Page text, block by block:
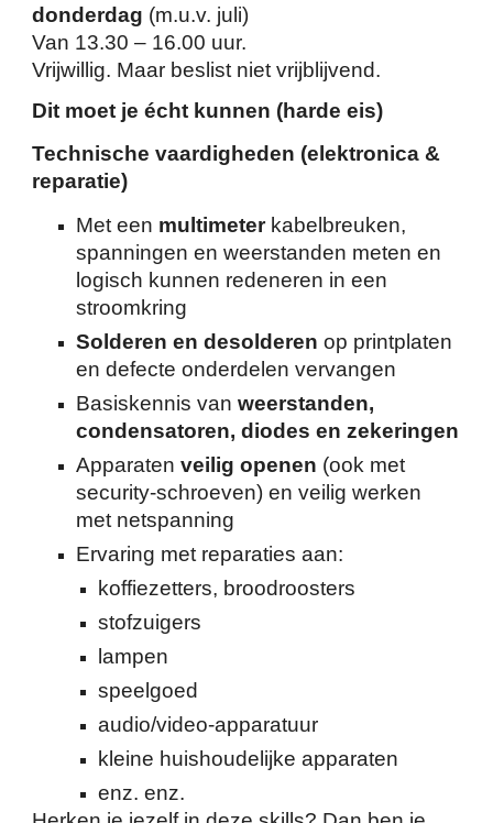
donderdag (m.u.v. juli)
Van 13.30 – 16.00 uur.
Vrijwillig. Maar beslist niet vrijblijvend.
Dit moet je écht kunnen (harde eis)
Technische vaardigheden (elektronica &
reparatie)
Met een multimeterkabelbreuken,
spanningen en weerstanden meten en
logisch kunnen redeneren in een
stroomkring
Solderen en desolderen op printplaten
en defecte onderdelen vervangen
Basiskennis vanweerstanden,
condensatoren, diodes en zekeringen
Apparatenveilig openen (ook met
security-schroeven) en veilig werken
met netspanning
Ervaring met reparaties aan:
koffiezetters, broodroosters
stofzuigers
lampen
speelgoed
audio/video-apparatuur
kleine huishoudelijke apparaten
enz. enz.